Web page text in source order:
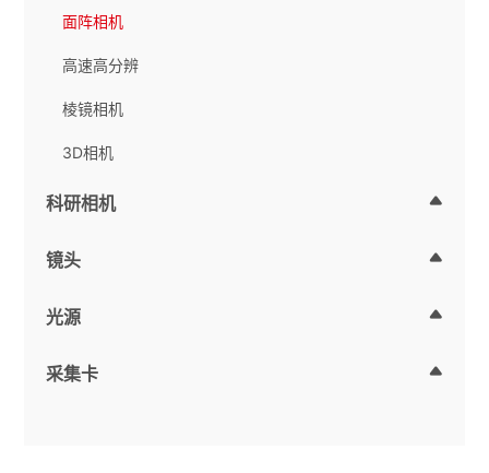
面阵相机
高速高分辨
棱镜相机
3D相机
科研相机
镜头
光源
采集卡